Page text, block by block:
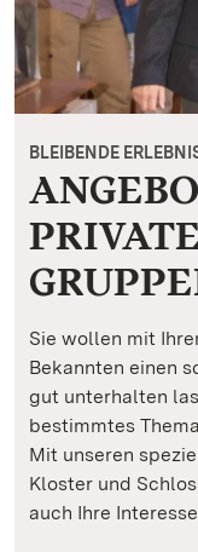
BLEIBENDE
PRIVATE
Sie wollen mit
Bekannten einen
gut unterhalten
bestimmtes
Mit unseren
Kloster und
auch Ihre